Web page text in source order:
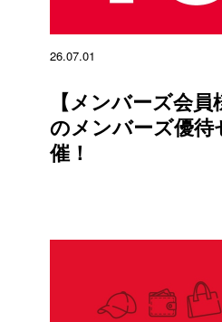
26.07.01
【メンバーズ会
のメンバーズ優待
催！